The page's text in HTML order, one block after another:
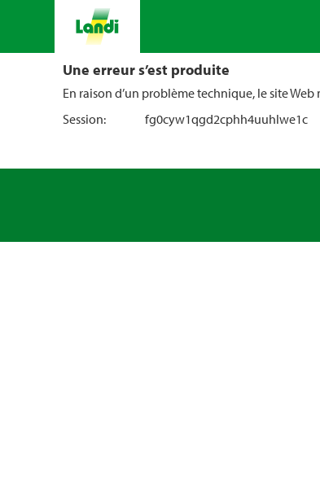
Une erreur s’est produite
En raison d’un problème technique, le site
Session:
fg0cyw1qgd2cphh4uuhlwe1c